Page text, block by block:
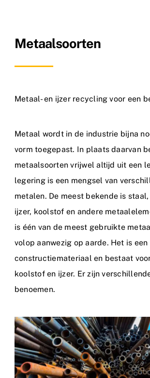
Contact
Metaalsoorten
Metaal- en ijzer recycling voor een
Metaal wordt in de industrie bijna
vorm toegepast. In plaats daarvan
metaalsoorten vrijwel altijd uit een
legering is een mengsel van
metalen. De meest bekende is
ijzer, koolstof en andere
is één van de meest gebruikte
volop aanwezig op aarde. Het is
constructiemateriaal en bestaat
koolstof en ijzer. Er zijn
benoemen.